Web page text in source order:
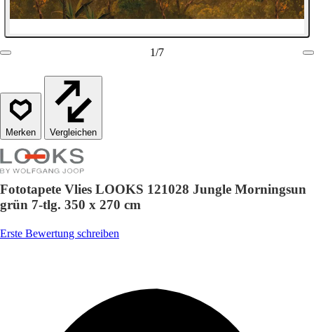
1/7
Vergleichen
Fototapete Vlies LOOKS 121028 Jungle Morningsun
grün 7-tlg. 350 x 270 cm
Erste Bewertung schreiben